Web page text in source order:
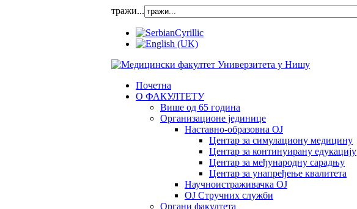
тражи...
Почетна
О ФАКУЛТЕТУ
Више од 65 година
Организационе јединице
Наставно-образовна OJ
Центар за симулациону медицину
Центар за континуирану едукацију
Центар за међународну сарадњу
Центар за унапређење квалитета
Научноистраживачка ОЈ
OJ Стручних служби
Органи факултета